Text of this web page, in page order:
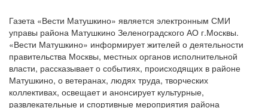
Газета «Вести Матушкино» является электронным СМИ
управы района Матушкино Зеленоградского АО г.Москвы.
«Вести Матушкино» информирует жителей о деятельности
правительства Москвы, местных органов исполнительной
власти, рассказывает о событиях, происходящих в районе
Матушкино, о ветеранах, людях труда, творческих
коллективах, освещает и анонсирует культурные,
развлекательные и спортивные мероприятия района